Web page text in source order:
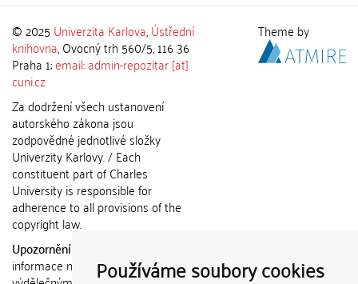
Používáme soubory cookies
© 2025 Univerzita Karlova,Ústřední
knihovna, Ovocný trh 560/5, 116 36
Praha 1;email: admin-repozitar [at]
cuni.cz
Za dodržení všech ustanovení
autorského zákona jsou
zodpovědné jednotlivé složky
Univerzity Karlovy. / Each
constituent part of Charles
University is responsible for
adherence to all provisions of the
copyright law.
Upozornění / Notice:
informace nemohou být použity k
Theme by